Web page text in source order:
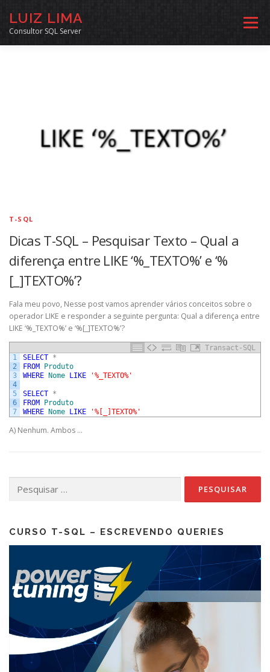
LUIZ LIMA
Consultor SQL Server
Menu
T-SQL
Dicas T-SQL – Pesquisar Texto – Qual a
diferença entre LIKE ‘%_TEXTO%’ e ‘%
[_]TEXTO%’?
Fala meu povo, Nesse post vamos aprender vários conceitos sobre o
operador LIKE e responder a seguinte pergunta: Qual a diferença entre
LIKE ‘%_TEXTO%’ e ‘%[_]TEXTO%’?
Transact-SQL
1
2
3
4
5
6
7
SELECT *
FROM
Produto
WHERE
Nome LIKE '%_TEXTO%'
SELECT *
FROM
Produto
WHERE
Nome LIKE '%[_]TEXTO%'
A) Nenhum. Ambos …
por:
CURSO T-SQL – ESCREVENDO QUERIES